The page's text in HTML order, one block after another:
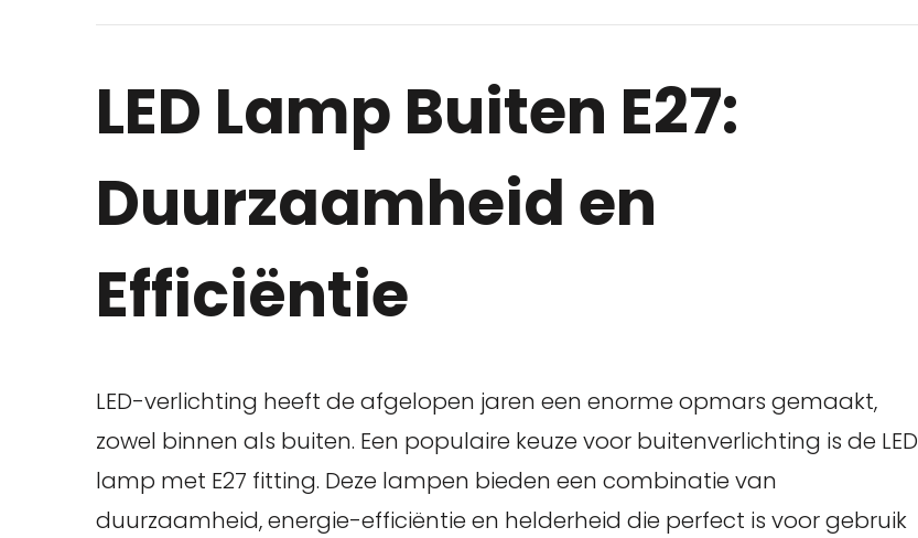
LED Lamp Buiten E27:
Duurzaamheid en
Efficiëntie
LED-verlichting heeft de afgelopen jaren een enorme opmars gemaakt,
zowel binnen als buiten. Een populaire keuze voor buitenverlichting is de LED
lamp met E27 fitting. Deze lampen bieden een combinatie van
duurzaamheid, energie-efficiëntie en helderheid die perfect is voor gebruik